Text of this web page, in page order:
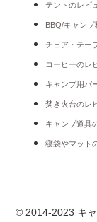
テントのレビ
BBQ/キャン
チェア・テー
コーヒーのレ
キャンプ用バ
焚き火台のレ
キャンプ道具
寝袋やマット
© 2014-2023 キ